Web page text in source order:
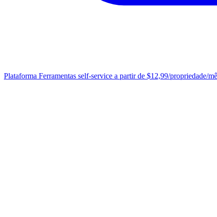
Plataforma Ferramentas self-service a partir de $12,99/propriedade/